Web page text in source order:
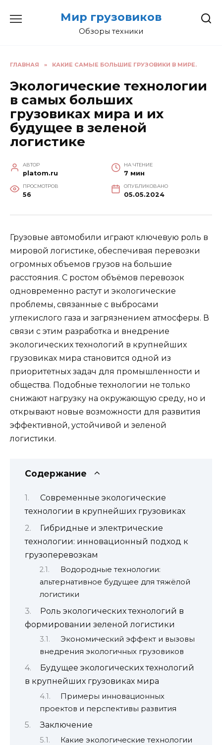
Мир грузовиков
Обзоры техники
ГЛАВНАЯ » КАКИЕ САМЫЕ БОЛЬШИЕ ГРУЗОВИКИ В МИРЕ.
Экологические технологии
в самых больших
грузовиках мира и их
будущее в зеленой
логистике
АВТОР
platom.ru
НА ЧТЕНИЕ
7 мин
ПРОСМОТРОВ
56
ОПУБЛИКОВАНО
05.05.2024
Грузовые автомобили играют ключевую роль в
мировой логистике, обеспечивая перевозки
огромных объемов грузов на большие
расстояния. С ростом объёмов перевозок
одновременно растут и экологические
проблемы, связанные с выбросами
углекислого газа и загрязнением атмосферы. В
связи с этим разработка и внедрение
экологических технологий в крупнейших
грузовиках мира становится одной из
приоритетных задач для промышленности и
общества. Подобные технологии не только
снижают нагрузку на окружающую среду, но и
открывают новые возможности для развития
эффективной, устойчивой и зеленой
логистики.
Содержание
Современные экологические
технологии в крупнейших грузовиках
Гибридные и электрические
технологии: инновационный подход к
грузоперевозкам
Водородные технологии:
альтернативное будущее для тяжёлой
логистики
Роль экологических технологий в
формировании зеленой логистики
Экономический эффект и вызовы
внедрения экологичных грузовиков
Будущее экологических технологий
в крупнейших грузовиках мира
Примеры инновационных
проектов и перспективы развития
Заключение
Какие экологические технологии